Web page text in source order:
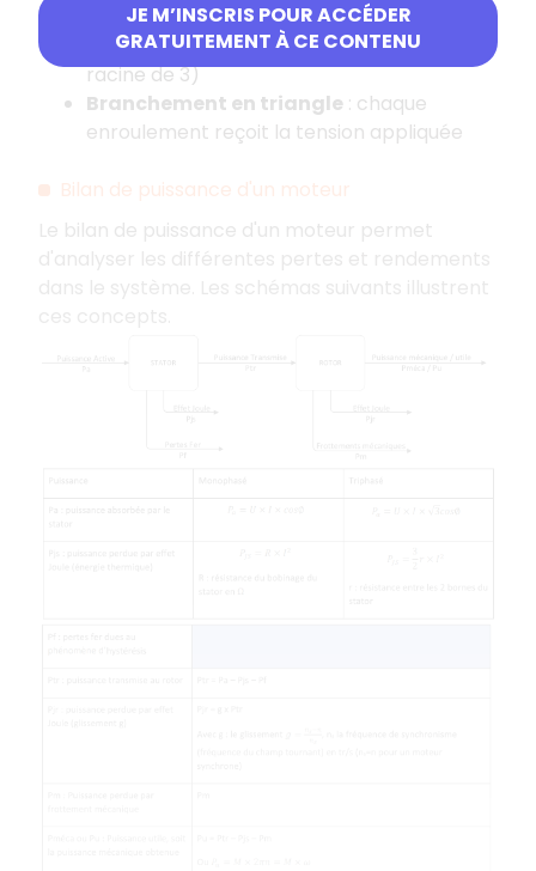
JE M’INSCRIS POUR ACCÉDER
GRATUITEMENT À CE CONTENU
Branchement en étoile: chaque
enroulement reçoit une tension réduite (de
racine de 3)
Branchement en triangle : chaque
enroulement reçoit la tension appliquée
Bilan de puissance d'un moteur
Le bilan de puissance d'un moteur permet